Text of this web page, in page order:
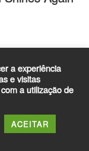
Lamar –
a experiência
e visitas
a utilização de
ACEITAR